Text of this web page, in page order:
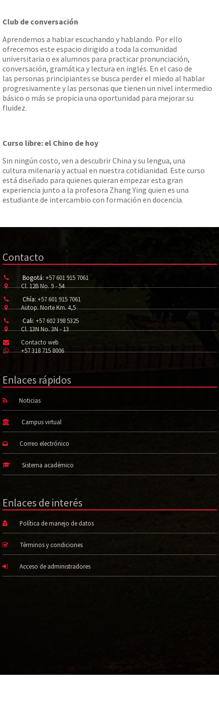
Club de conversación
Aprendemos a hablar escuchando y hablando. Por ello
ofrecemos este espacio dirigido a toda la comunidad
universitaria o ex alumnos para practicar pronunciación,
conversación, gramática y lectura en inglés. En el caso de
las personas principiantes se busca perder el miedo al hablar
progresivamente y las personas que tienen un nivel intermedio
básico o más se propicia una oportunidad para mejorar su
fluidez.
Curso libre: el Chino de hoy
Sin ningún costo, ven a descubrir China y su lengua, una
cultura milenaria y actual en nuestra cotidianidad. Este curso
está diseñado para quienes quieran empezar esta gran
experiencia junto a la profesora Zhang Ying quien es una
estudiante de intercambio con formación en docencia.
Contacto
Bogotá: +57 601 915 7061
Cl. 12B No. 9 - 54
Chía: +57 601 915 7061
Autop. Norte Km. 4,5
Cali: +57 602 398 5325
Cl. 13N No. 3N - 13
Contacto web
+57 318 715 8006
Enlaces rápidos
Noticias
Campus virtual
Correo electrónico
Sistema académico
Enlaces de interés
Política de manejo de datos
Términos y condiciones
Acceso de administradores